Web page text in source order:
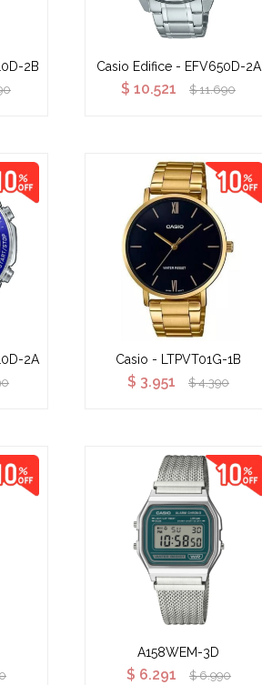
2B Casio Edifice - EFV650D-2A
$ 10.521 $ 11.690
2A Casio - LTPVT01G-1B
$ 3.951 $ 4.390
A158WEM-3D
$ 6.291 $ 6.990